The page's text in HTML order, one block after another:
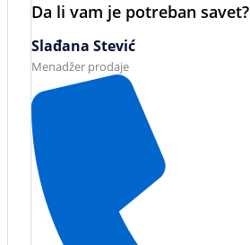
Da li vam je potreban savet?
Slađana Stević
Menadžer prodaje